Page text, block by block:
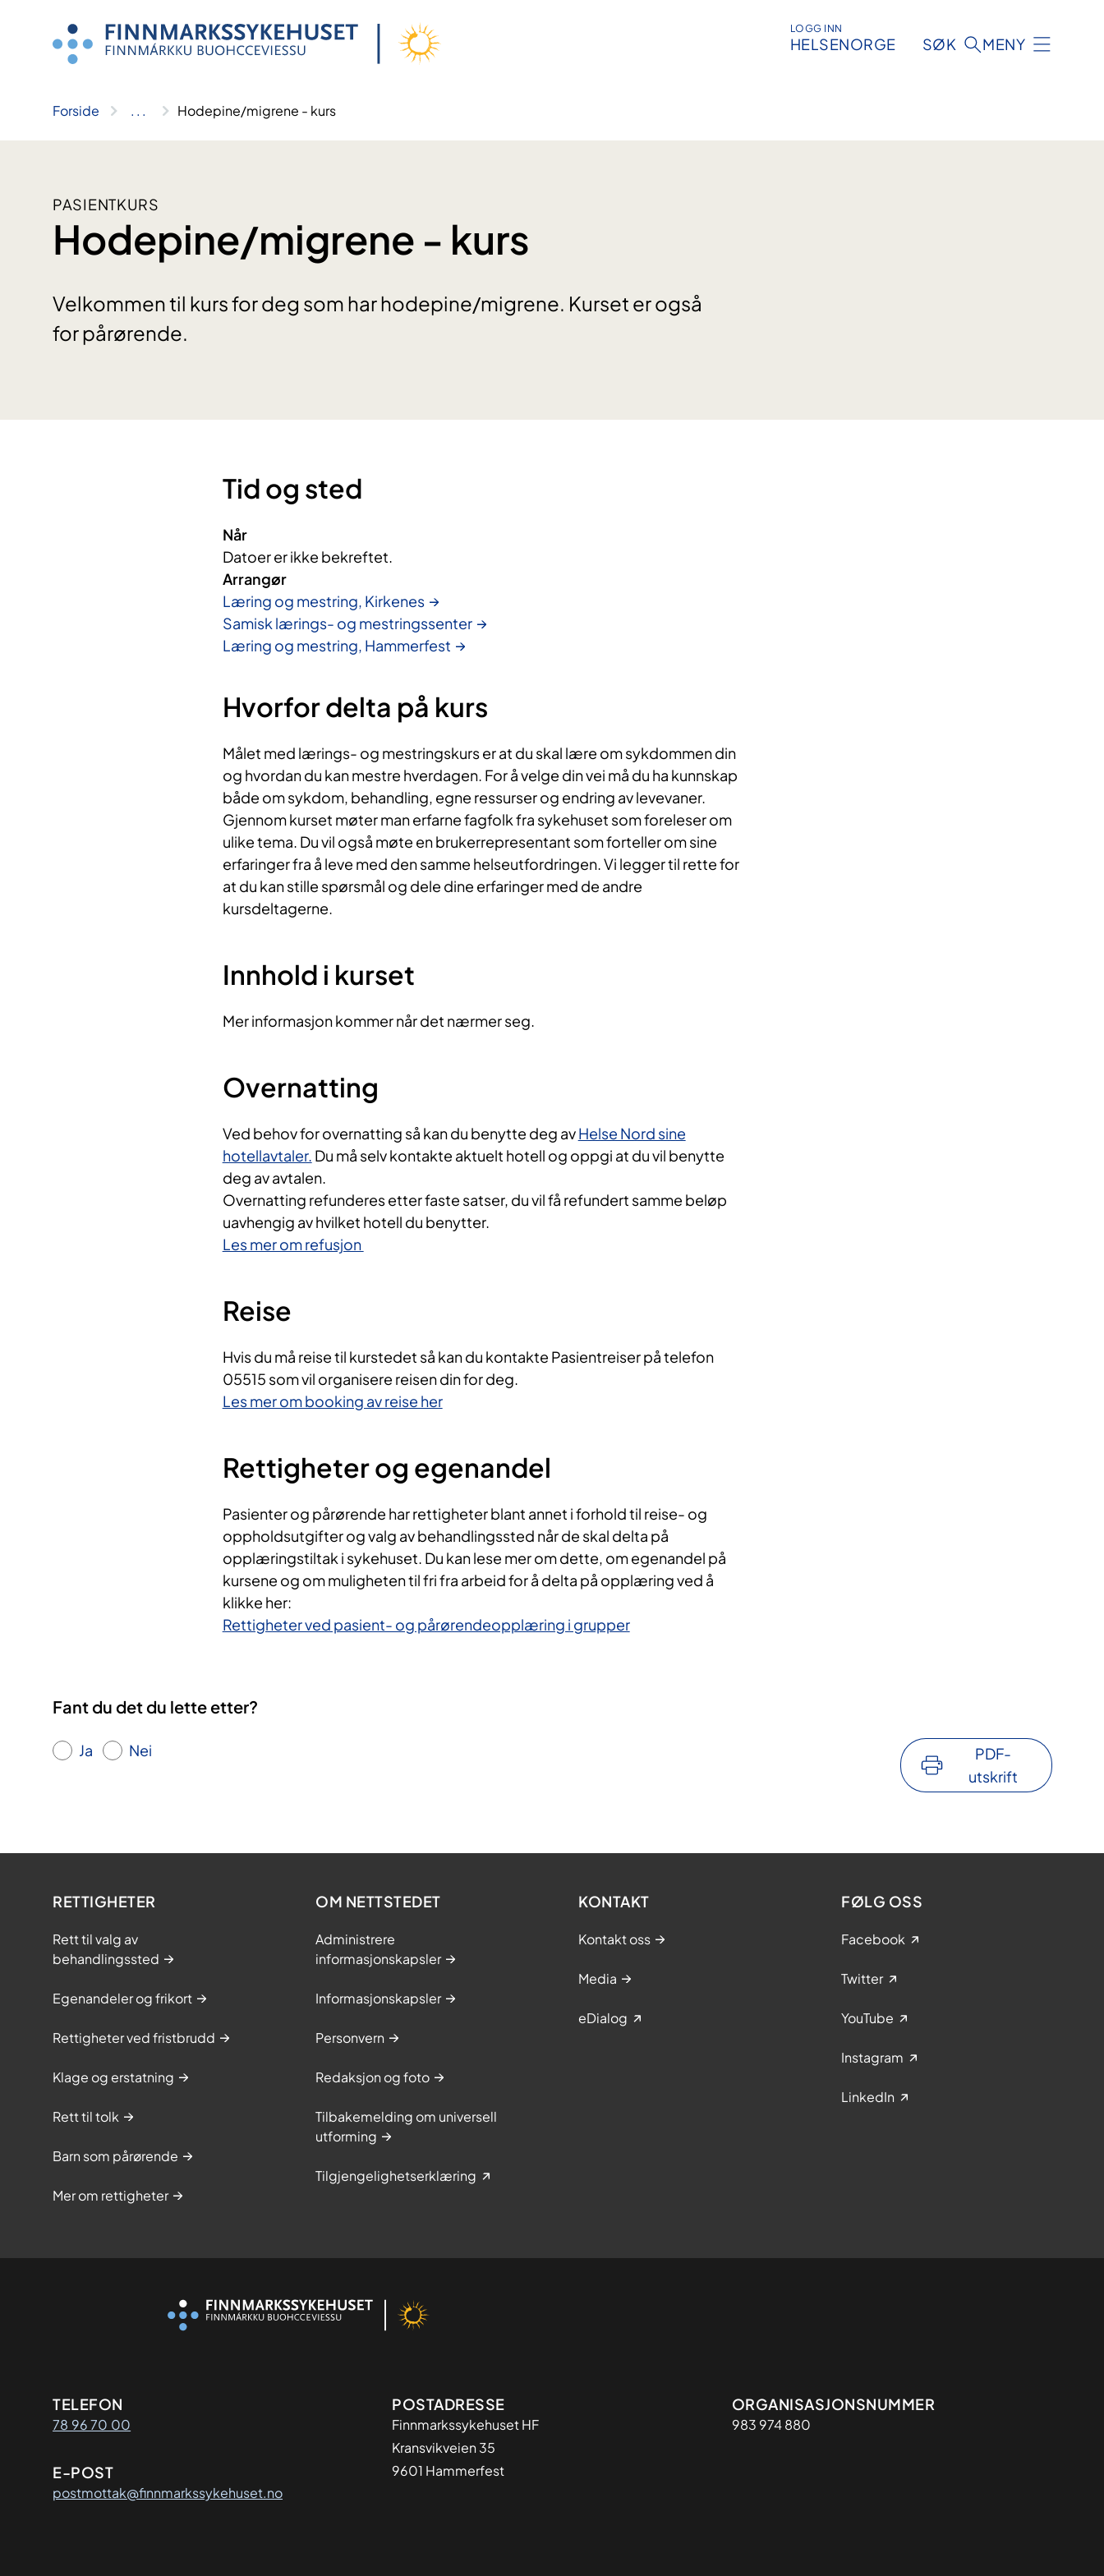
LOGG INN
HELSENORGE SØK MENY
Forside .. . Hodepine/migrene - kurs
PASIENTKURS
Hodepine/migrene - kurs
Velkommen til kurs for deg som har hodepine/migrene. Kurset er også
for pårørende.
Tid og sted
Når
Datoer er ikke bekreftet.
Arrangør
Læring og mestring, Kirkenes
Samisk lærings- og mestringssenter
Læring og mestring, Hammerfest
Hvorfor delta på kurs
Målet med lærings- og mestringskurs er at du skal lære om sykdommen din
og hvordan du kan mestre hverdagen. For å velge din vei må du ha kunnskap
både om sykdom, behandling, egne ressurser og endring av levevaner.
Gjennom kurset møter man erfarne fagfolk fra sykehuset som foreleser om
ulike tema. Du vil også møte en brukerrepresentant som forteller om sine
erfaringer fra å leve med den samme helseutfordringen. Vi legger til rette for
at du kan stille spørsmål og dele dine erfaringer med de andre
kursdeltagerne.
Innhold i kurset
Mer informasjon kommer når det nærmer seg.
Overnatting
Ved behov for overnatting så kan du benytte deg avHelse Nord sine
hotellavtaler. Du må selv kontakte aktuelt hotell og oppgi at du vil benytte
deg av avtalen.
Overnatting refunderes etter faste satser, du vil få refundert samme beløp
uavhengig av hvilket hotell du benytter.
Les mer om refusjon ​
Reise
Hvis du må reise til kurstedet så kan du kontakte Pasientreiser på telefon
05515 som vil organisere reisen din for deg.
Les mer om booking av reise her
Rettigheter og egenandel
Pasienter og pårørende har rettigheter blant annet i forhold til reise- og
oppholdsutgifter og valg av behandlingssted når de skal delta på
opplæringstiltak i sykehuset. Du kan lese mer om dette, om egenandel på
kursene og om muligheten til fri fra arbeid for å delta på opplæring ved å
klikke her:
Rettigheter ved pasient- og pårørendeopplæring i grupper
Fant du det du lette etter?
Ja Nei
PDF-
utskrift
RETTIGHETER
Rett til valg av
behandlingssted
Egenandeler og frikort
Rettigheter ved fristbrudd
Klage og erstatning
Rett til tolk
Barn som pårørende
Mer om rettigheter
OM NETTSTEDET
Administrere
informasjonskapsler
Informasjonskapsler
Personvern
Redaksjon og foto
Tilbakemelding om universell
utforming
Tilgjengelighetserklæring
KONTAKT
Kontakt oss
Media
eDialog
FØLG OSS
Facebook
Twitter
YouTube
Instagram
LinkedIn
Kontaktinformasjon
TELEFON
78 96 70 00
E-POST
postmottak@finnmarkssykehuset.no
Adresse
POSTADRESSE
Finnmarkssykehuset HF
Kransvikveien 35
9601 Hammerfest
Organisasjon
ORGANISASJONSNUMMER
983 974 880